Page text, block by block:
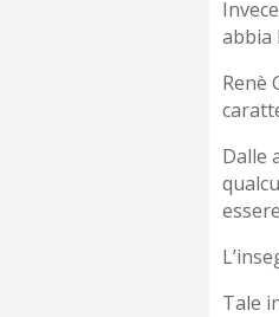
abbia
Renè
Dalle
Tale